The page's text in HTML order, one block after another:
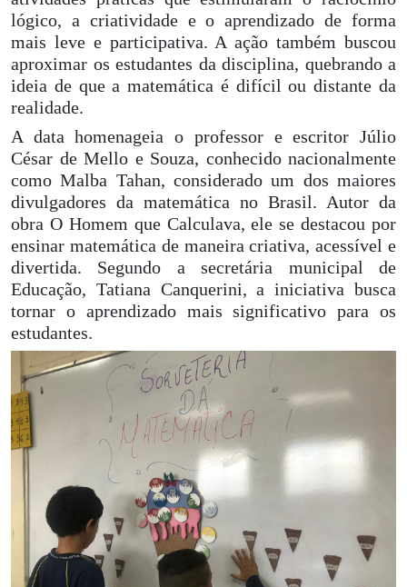
lógico, a criatividade e o aprendizado de forma
mais leve e participativa. A ação também buscou
aproximar os estudantes da disciplina, quebrando a
ideia de que a matemática é difícil ou distante da
realidade.
A data homenageia o professor e escritor Júlio
César de Mello e Souza, conhecido nacionalmente
como Malba Tahan, considerado um dos maiores
divulgadores da matemática no Brasil. Autor da
obra O Homem que Calculava, ele se destacou por
ensinar matemática de maneira criativa, acessível e
divertida. Segundo a secretária municipal de
Educação, Tatiana Canquerini, a iniciativa busca
tornar o aprendizado mais significativo para os
estudantes.